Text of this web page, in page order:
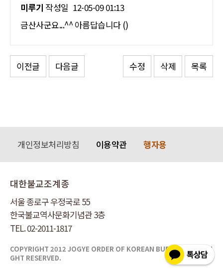
미루기 작성일 12-05-09 01:13
금산사군요...^^ 아름답습니다 ()
이전글 다음글 수정 삭제 목록
개인정보처리방침 이용약관 행자용
대한불교조계종
서울 종로구 우정국로 55
한국불교역사문화기념관 3층
TEL. 02-2011-1817
COPYRIGHT 2012 JOGYE ORDER OF KOREAN BUDDHISM ALL RI
GHT RESERVED.